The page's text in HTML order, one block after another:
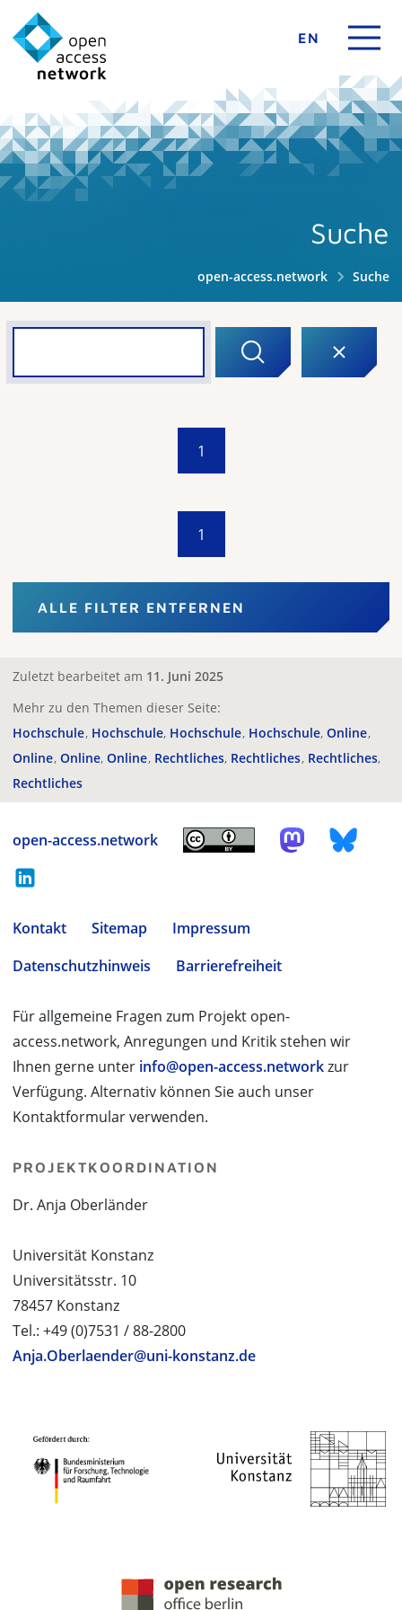
EN
Suche
open-access.network Suche
1
1
ALLE FILTER ENTFERNEN
Zuletzt bearbeitet am 11. Juni 2025
Mehr zu den Themen dieser Seite:
Hochschule Hochschule Hochschule Hochschule Online
Online Online Online Rechtliches Rechtliches Rechtliches
Rechtliches
open-access.network
Kontakt Sitemap
Impressum
Datenschutzhinweis
Barrierefreiheit
Für allgemeine Fragen zum Projekt open-
access.network, Anregungen und Kritik stehen wir
Ihnen gerne unter info@open-access.networkzur
Verfügung. Alternativ können Sie auch unser
Kontaktformular verwenden.
PROJEKTKOORDINATION
Dr. Anja Oberländer
Universität Konstanz
Universitätsstr. 10
78457 Konstanz
Tel.: +49 (0)7531 / 88-2800
Anja.Oberlaender@uni-konstanz.de